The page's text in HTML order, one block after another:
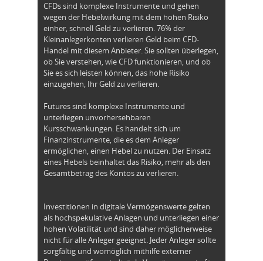
CFDs sind komplexe Instrumente und gehen
wegen der Hebelwirkung mit dem hohen Risiko
einher, schnell Geld zu verlieren. 76% der
Kleinanlegerkonten verlieren Geld beim CFD-
Handel mit diesem Anbieter. Sie sollten überlegen,
ob Sie verstehen, wie CFD funktionieren, und ob
Sie es sich leisten können, das hohe Risiko
einzugehen, Ihr Geld zu verlieren.
Futures sind komplexe Instrumente und
unterliegen unvorhersehbaren
Kursschwankungen. Es handelt sich um
Finanzinstrumente, die es dem Anleger
ermöglichen, einen Hebel zu nutzen. Der Einsatz
eines Hebels beinhaltet das Risiko, mehr als den
Gesamtbetrag des Kontos zu verlieren.
Investitionen in digitale Vermögenswerte gelten
als hochspekulative Anlagen und unterliegen einer
hohen Volatilität und sind daher möglicherweise
nicht für alle Anleger geeignet. Jeder Anleger sollte
sorgfältig und womöglich mithilfe externer